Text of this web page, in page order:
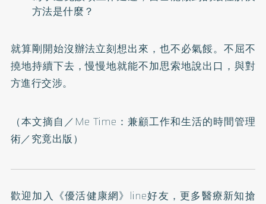
方法是什麼？
就算剛開始沒辦法立刻想出來，也不必氣餒。不屈不
撓地持續下去，慢慢地就能不加思索地說出口，與對
方進行交涉。
（本文摘自／Me Time：兼顧工作和生活的時間管理
術／究竟出版）
歡迎加入 《優活健康網》line好友 ，更多醫療新知搶